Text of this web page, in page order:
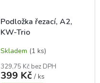
Podložka řezací, A2,
KW-Trio
Skladem (1 ks)
329,75 Kč bez DPH
399 Kč / ks